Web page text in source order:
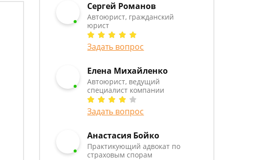
Сергей Романов
Автоюрист, гражданский
юрист
Задать вопрос
Елена Михайленко
Автоюрист, ведущий
специалист компании
Задать вопрос
Анастасия Бойко
Практикующий адвокат по
страховым спорам